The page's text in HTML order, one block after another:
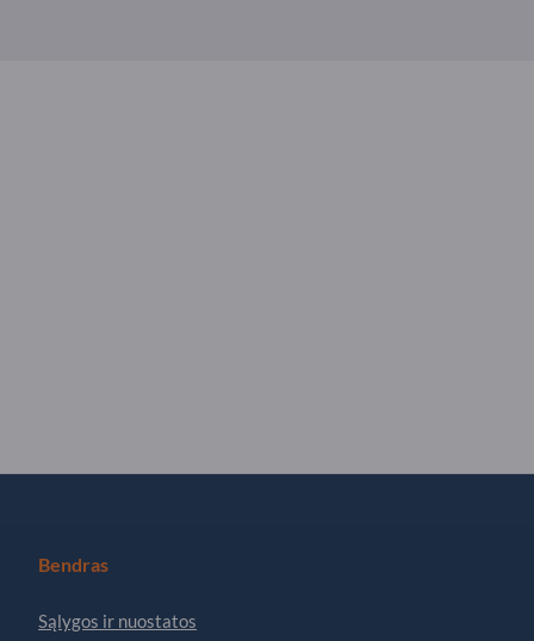
Bendras
Sąlygos ir nuostatos